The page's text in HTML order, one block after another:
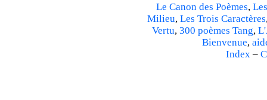
Le Canon des Poèmes,
Milieu, Les Trois Caractères
Vertu, 300 poèmes Tang,
Bienvenue,
Index–